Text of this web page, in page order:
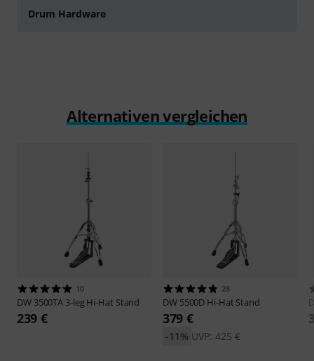
Drum Hardware
Alternativen vergleichen
10
DW 3500TA 3-leg Hi-Hat Stand
239 €
28
DW 5500D Hi-Hat Stand
379 €
UVP: 425 €
-11%